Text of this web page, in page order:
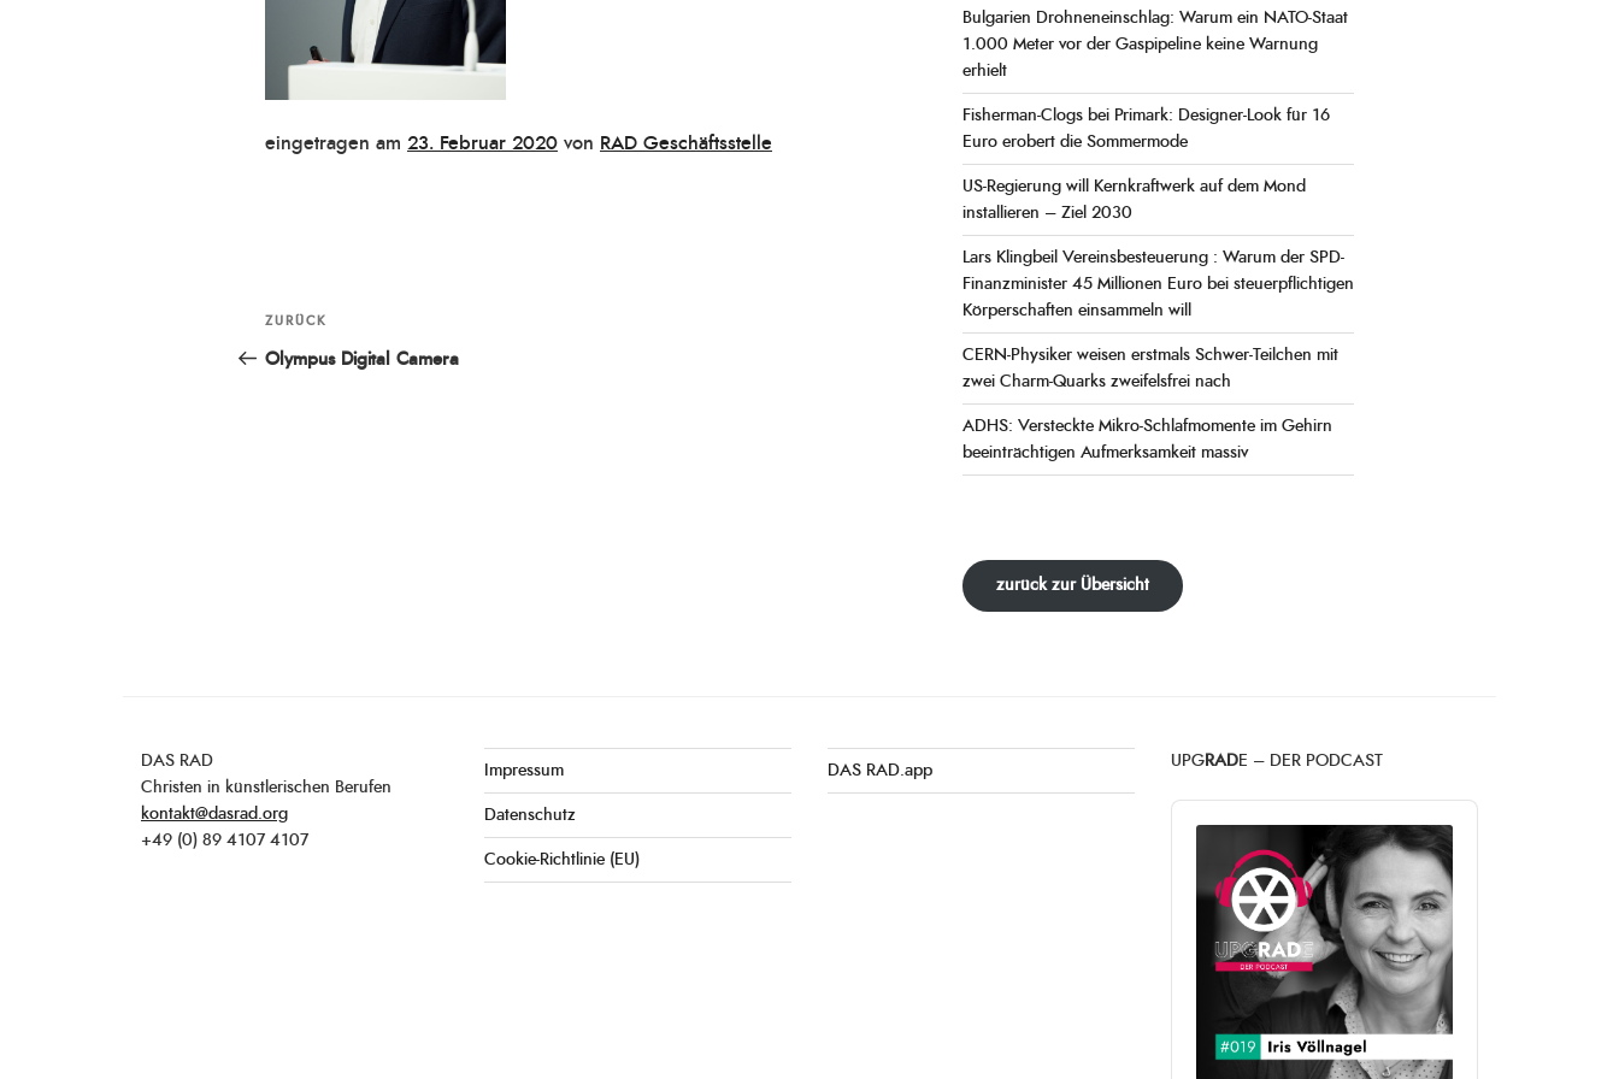
eingetragen am Veröffentlicht
23. Februar 2020 von RAD Geschäftsstelle
Beitragsnavigation
Vorheriger
Beitrag
ZURÜCK
Olympus Digital Camera
Bulgarien Drohneneinschlag: Warum ein NATO-Staat
1.000 Meter vor der Gaspipeline keine Warnung
erhielt
Fisherman-Clogs bei Primark: Designer-Look für 16
Euro erobert die Sommermode
US-Regierung will Kernkraftwerk auf dem Mond
installieren – Ziel 2030
Lars Klingbeil Vereinsbesteuerung : Warum der SPD-
Finanzminister 45 Millionen Euro bei steuerpflichtigen
Körperschaften einsammeln will
CERN-Physiker weisen erstmals Schwer-Teilchen mit
zwei Charm-Quarks zweifelsfrei nach
ADHS: Versteckte Mikro-Schlafmomente im Gehirn
beeinträchtigen Aufmerksamkeit massiv
zurück zur Übersicht
DAS RAD
Christen in künstlerischen Berufen
kontakt@dasrad.org
+49 (0) 89 4107 4107
Impressum
Datenschutz
Cookie-Richtlinie (EU)
DAS RAD.app
UPG RADE – DER PODCAST
Audio
Player